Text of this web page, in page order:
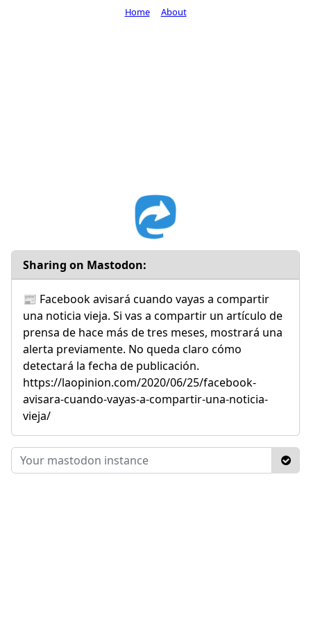
Sharing on Mastodon:
📰 Facebook avisará cuando vayas a compartir
una noticia vieja. Si vas a compartir un artículo de
prensa de hace más de tres meses, mostrará una
alerta previamente. No queda claro cómo
detectará la fecha de publicación.
https://laopinion.com/2020/06/25/facebook-
avisara-cuando-vayas-a-compartir-una-noticia-
vieja/
Home About